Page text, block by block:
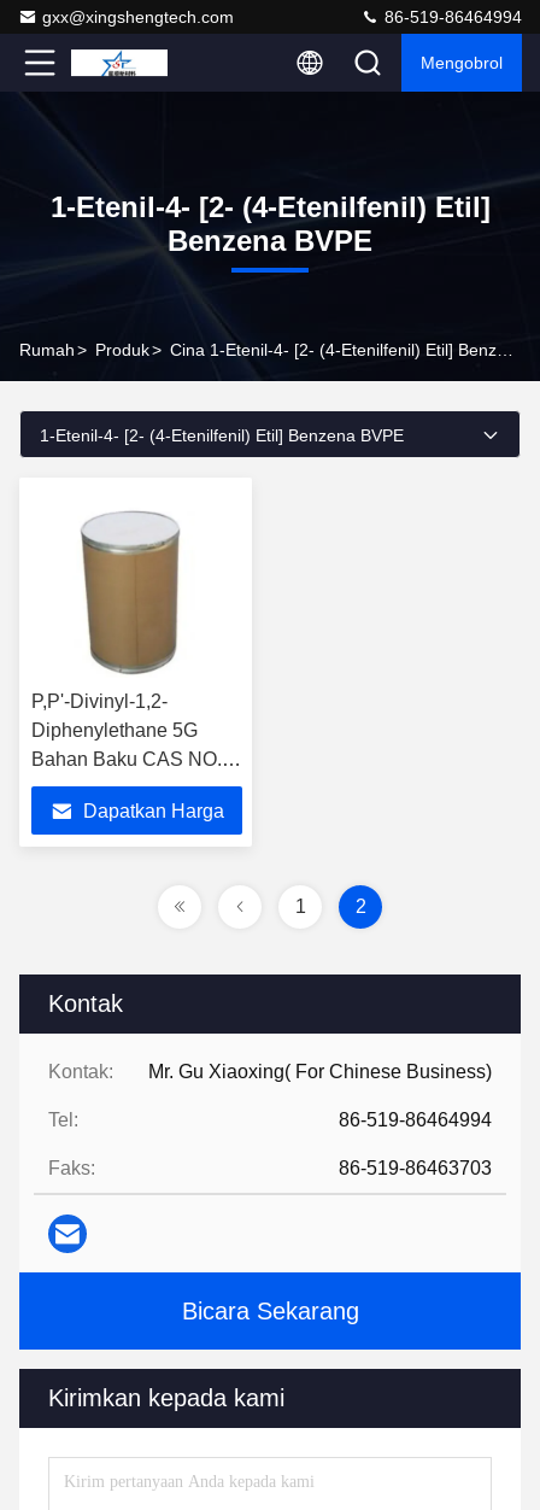
gxx@xingshengtech.com 86-519-86464994
Mengobrol
1-Etenil-4- [2- (4-Etenilfenil) Etil]
Benzena BVPE
Rumah> Produk>
Kontak
Kontak: Mr. Gu Xiaoxing( For Chinese Business)
Tel: 86-519-86464994
Faks: 86-519-86463703
Bicara Sekarang
Kirimkan kepada kami
1-Etenil-4- [2- (4-Etenilfenil) Etil] Benzena BVPE
P,P'-Divinyl-1,2-
Diphenylethane 5G
Bahan Baku CAS NO.:
48174-52-3 Para
Dapatkan Harga
1 2